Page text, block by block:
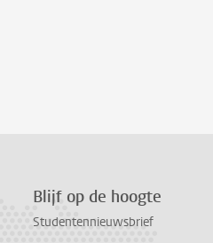
Blijf op de hoogte
Studentennieuwsbrief